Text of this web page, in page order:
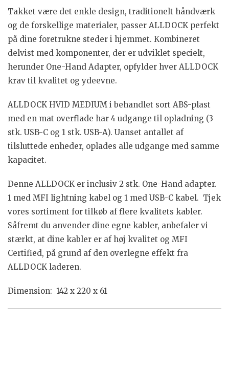
Takket være det enkle design, traditionelt håndværk
og de forskellige materialer, passer ALLDOCK perfekt
på dine foretrukne steder i hjemmet. Kombineret
delvist med komponenter, der er udviklet specielt,
herunder One-Hand Adapter, opfylder hver ALLDOCK
krav til kvalitet og ydeevne.
ALLDOCK HVID MEDIUM i behandlet sort ABS-plast
med en mat overflade har 4 udgange til opladning (3
stk. USB-C og 1 stk. USB-A). Uanset antallet af
tilsluttede enheder, oplades alle udgange med samme
kapacitet.
Denne ALLDOCK er inclusiv 2 stk. One-Hand adapter.
1 med MFI lightning kabel og 1 med USB-C kabel. Tjek
vores sortiment for tilkøb af flere kvalitets kabler.
Såfremt du anvender dine egne kabler, anbefaler vi
stærkt, at dine kabler er af høj kvalitet og MFI
Certified, på grund af den overlegne effekt fra
ALLDOCK laderen.
Dimension: 142 x 220 x 61